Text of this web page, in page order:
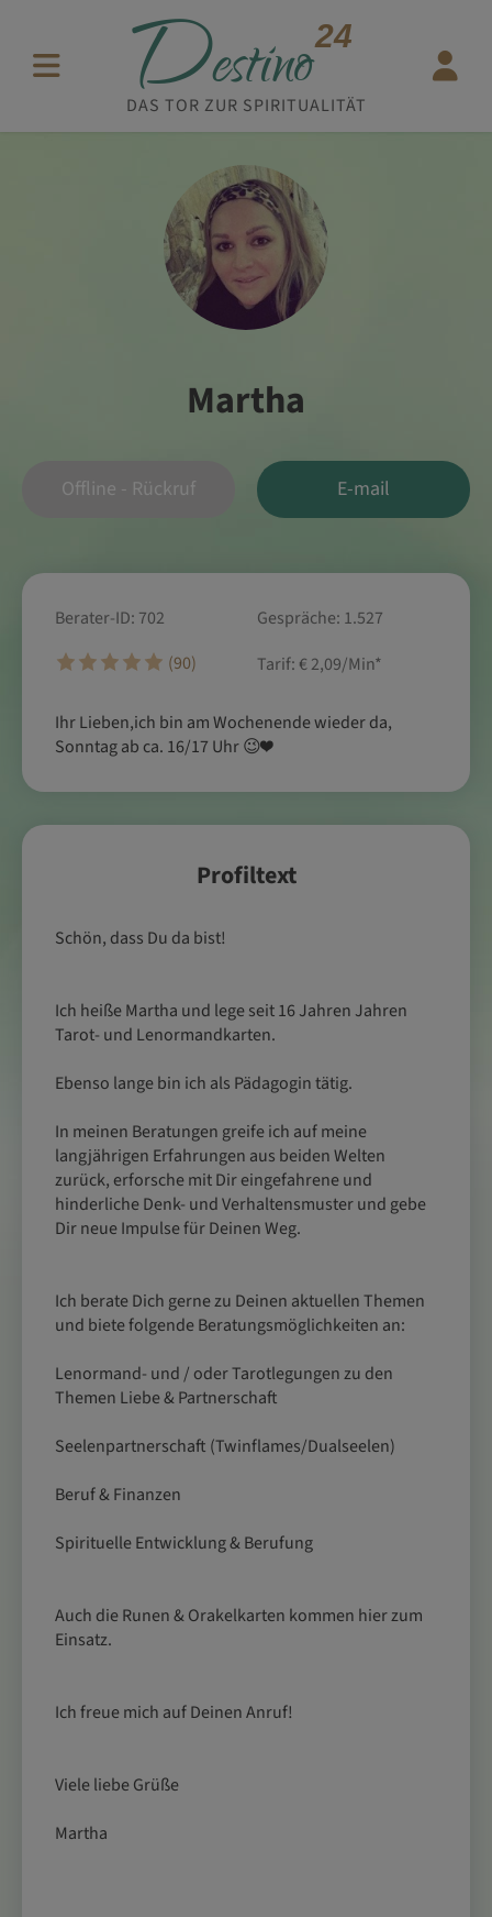
Destino24
DAS TOR ZUR SPIRITUALITÄT
Martha
Offline - Rückruf E-mail
Berater-ID: 702
Gespräche: 1.527
(90)
Tarif: € 2,09/Min*
Ihr Lieben,ich bin am Wochenende wieder da,
Sonntag ab ca. 16/17 Uhr 😉❤️
Profiltext
Schön, dass Du da bist!
Ich heiße Martha und lege seit 16 Jahren Jahren
Tarot- und Lenormandkarten.
Ebenso lange bin ich als Pädagogin tätig.
In meinen Beratungen greife ich auf meine
langjährigen Erfahrungen aus beiden Welten
zurück, erforsche mit Dir eingefahrene und
hinderliche Denk- und Verhaltensmuster und gebe
Dir neue Impulse für Deinen Weg.
Ich berate Dich gerne zu Deinen aktuellen Themen
und biete folgende Beratungsmöglichkeiten an:
Lenormand- und / oder Tarotlegungen zu den
Themen Liebe & Partnerschaft
Seelenpartnerschaft (Twinflames/Dualseelen)
Beruf & Finanzen
Spirituelle Entwicklung & Berufung
Auch die Runen & Orakelkarten kommen hier zum
Einsatz.
Ich freue mich auf Deinen Anruf!
Viele liebe Grüße
Martha